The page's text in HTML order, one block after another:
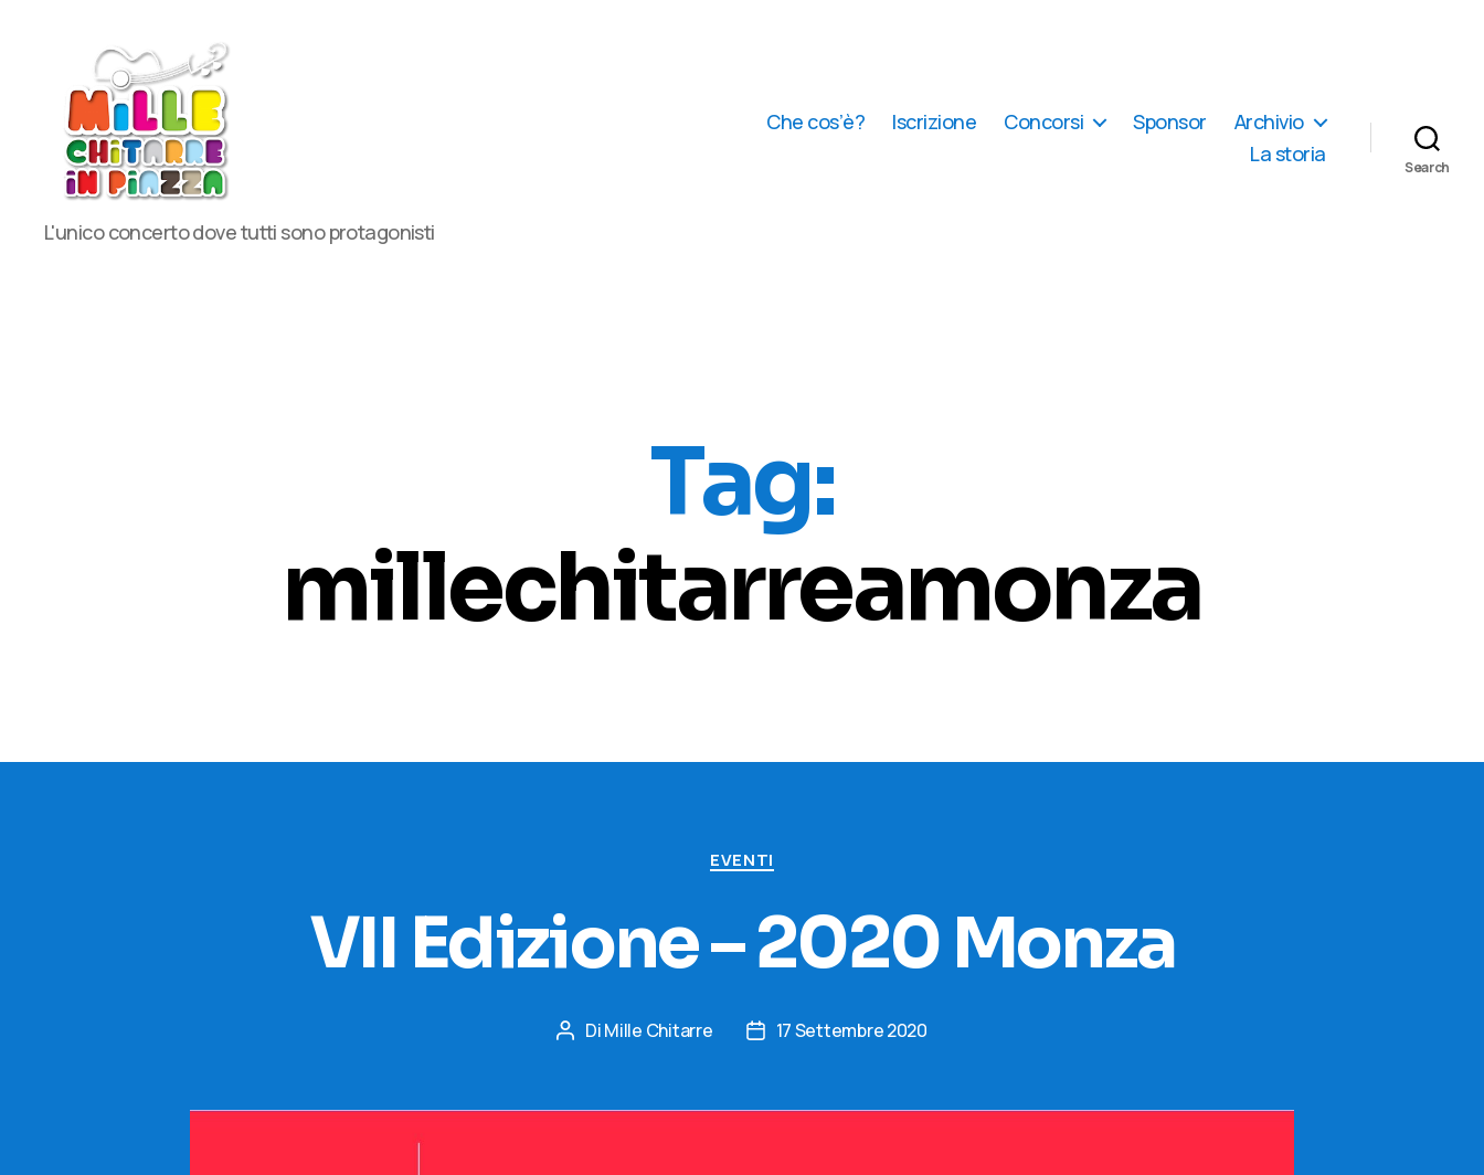
MilleChitarre
in
L'unico concerto dove tutti sono protagonisti
Che cos’è? Iscrizione Concorsi Sponsor
Archivio
La storia
Search
Tag:
millechitarreamonza
Categorie
EVENTI
VII Edizione – 2020 Monza
Autore
DiMille Chitarre
Data17 Settembre 2020